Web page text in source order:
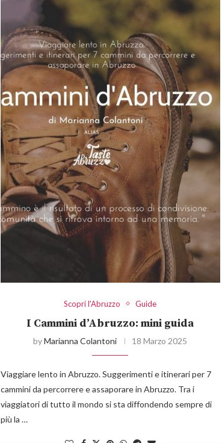
Scopri l'Abruzzo Guide
I Cammini d’Abruzzo: mini guida
byMarianna Colantoni 18 Marzo 2025
Viaggiare lento in Abruzzo. Suggerimenti e itinerari per 7
cammini da percorrere e assaporare in Abruzzo. Tra i
viaggiatori di tutto il mondo si sta diffondendo sempre di
più la …